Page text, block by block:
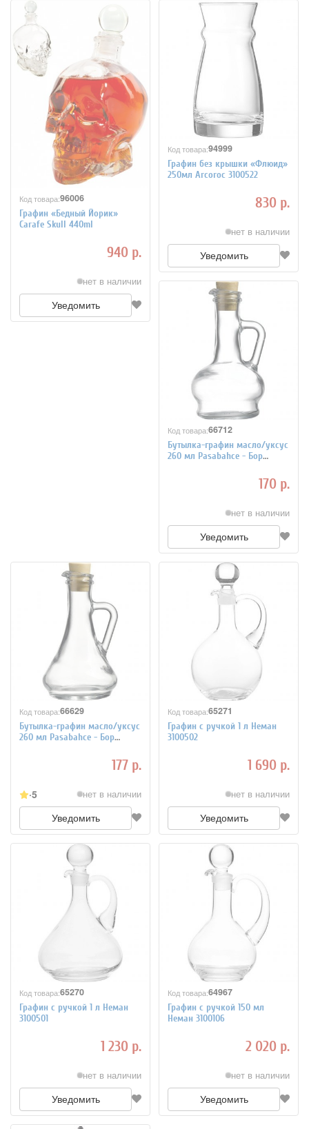
Код товара:96006
Графин «Бедный Йорик»
Carafe Skull 440ml
940 р.
нет в наличии
Уведомить
Код товара:94999
Графин без крышки «Флюид»
250мл Arcoroc 3100522
830 р.
нет в наличии
Уведомить
Код товара:66712
Бутылка-графин масло/уксус
260 мл Pasabahce - Бор
170 р.
нет в наличии
Уведомить
Код товара:66629
Бутылка-графин масло/уксус
260 мл Pasabahce - Бор
177 р.
5 нет в наличии
Уведомить
Код товара:65271
Графин с ручкой 1 л Неман
3100502
1 690 р.
нет в наличии
Уведомить
Код товара:65270
Графин с ручкой 1 л Неман
3100501
1 230 р.
нет в наличии
Уведомить
Код товара:64967
Графин с ручкой 150 мл
Неман 3100106
2 020 р.
нет в наличии
Уведомить